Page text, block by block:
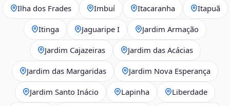
Ilha dos Frades Imbuí Itacaranha Itapuã
Itinga Jaguaripe I Jardim Armação
Jardim Cajazeiras Jardim das Acácias
Jardim das Margaridas Jardim Nova Esperança
Jardim Santo Inácio Lapinha Liberdade